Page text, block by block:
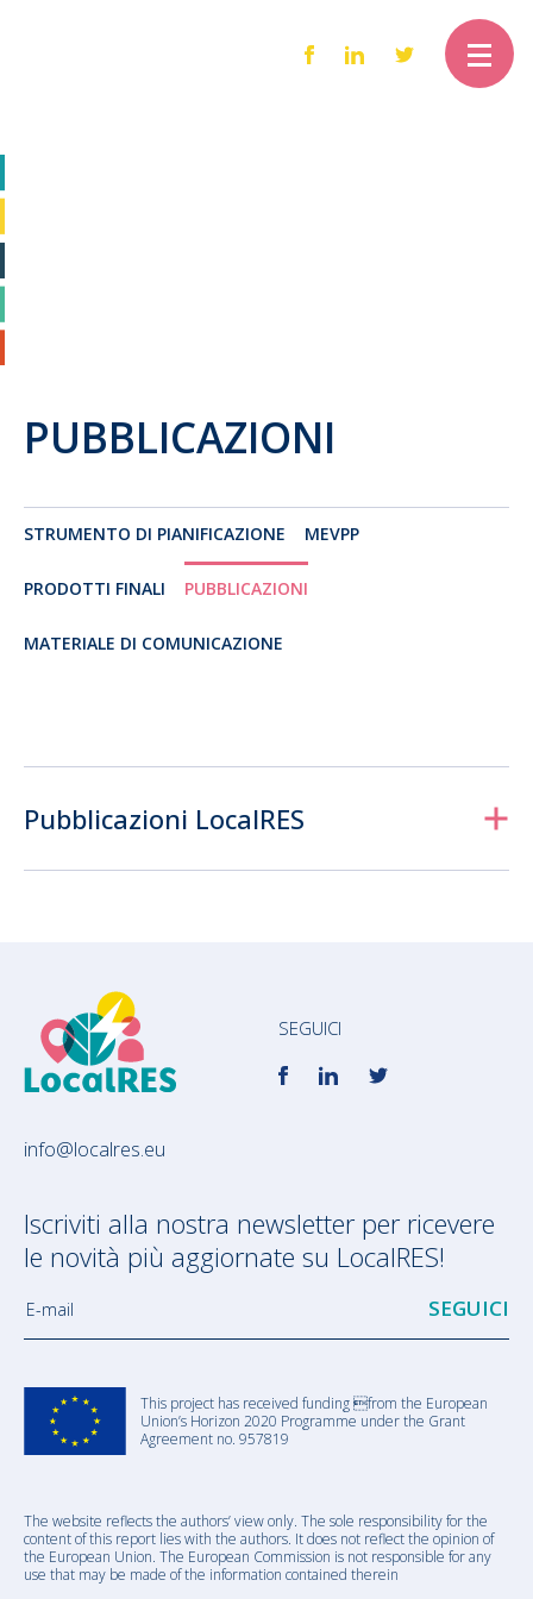
PUBBLICAZIONI
STRUMENTO DI PIANIFICAZIONE MEVPP
PRODOTTI FINALI PUBBLICAZIONI
MATERIALE DI COMUNICAZIONE
Pubblicazioni LocalRES
SEGUICI
info@localres.eu
Iscriviti alla nostra newsletter per ricevere
le novità più aggiornate su LocalRES!
E-mail
This project has received funding from the European
Union’s Horizon 2020 Programme under the Grant
Agreement no. 957819
The website reflects the authors’ view only. The sole responsibility for the
content of this report lies with the authors. It does not reflect the opinion of
the European Union. The European Commission is not responsible for any
use that may be made of the information contained therein